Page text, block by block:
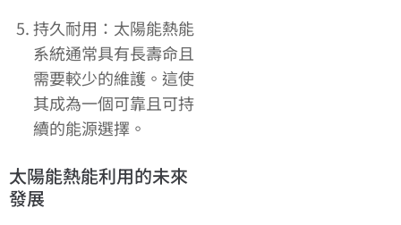
持久耐用：太陽能熱能
系統通常具有長壽命且
需要較少的維護。這使
其成為一個可靠且可持
續的能源選擇。
太陽能熱能利用的未來
發展